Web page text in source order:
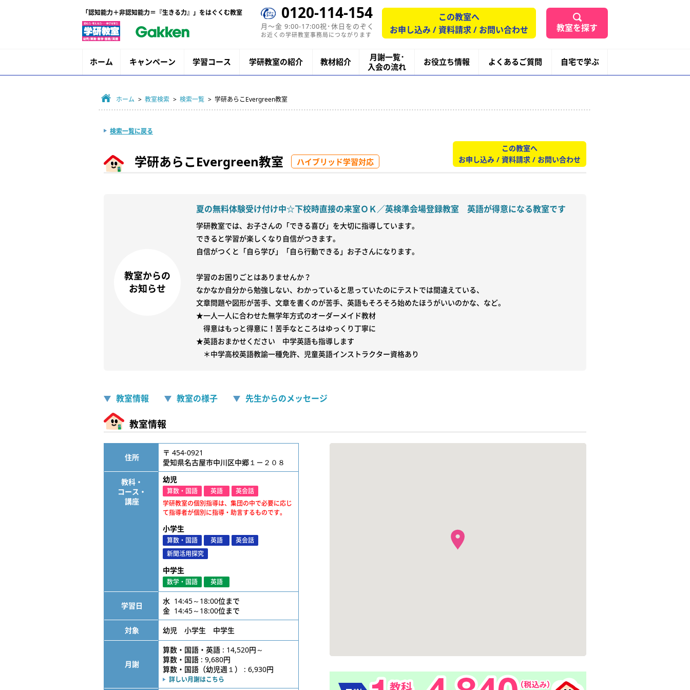
「認知能力＋非認知能力＝『生きる力』」をはぐくむ教室 0120-114-154
月〜金 9:00-17:00祝･休日をのぞく
お近くの学研教室事務局につながります
この教室へ
お申し込み / 資料請求 / お問い合わせ
教室を探す
ホーム キャンペーン 学習コース 学研教室の紹介 教材紹介
月謝一覧･
入会の流れ
お役立ち情報 よくあるご質問 自宅で学ぶ
ホーム > 教室検索 > 検索一覧 > 学研あらこEvergreen教室
検索一覧に戻る
学研あらこEvergreen教室 ハイブリッド学習対応
この教室へ
お申し込み / 資料請求 / お問い合わせ
教室からの
お知らせ
夏の無料体験受け付け中☆下校時直接の来室ＯＫ／英検準会場登録教室 英語が得意になる教室です
学研教室では、お子さんの「できる喜び」を大切に指導しています。
できると学習が楽しくなり自信がつきます。
自信がつくと「自ら学び」「自ら行動できる」お子さんになります。
学習のお困りごとはありませんか？
なかなか自分から勉強しない、わかっていると思っていたのにテストでは間違えている、
文章問題や図形が苦手、文章を書くのが苦手、英語もそろそろ始めたほうがいいのかな、など。
★一人一人に合わせた無学年方式のオーダーメイド教材
得意はもっと得意に！苦手なところはゆっくり丁寧に
★英語おまかせください　中学英語も指導します
教室情報 教室の様子 先生からのメッセージ
教室情報
住所
〒 454-0921
愛知県名古屋市中川区中郷１－２０８
教科・
コース・
講座
幼児
算数・国語 英語
英会話
学研教室の個別指導は、集団の中で必要に応じ
て指導者が個別に指導・助言するものです。
小学生
算数・国語 英語
英会話
新聞活用探究
中学生
数学・国語 英語
学習日
水 14:45～18:00位まで
金 14:45～18:00位まで
対象
幼児 小学生 中学生
月謝
算数・国語・英語 : 14,520円～
算数・国語 : 9,680円
算数・国語（幼児週１） : 6,930円
詳しい月謝はこちら